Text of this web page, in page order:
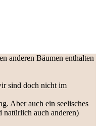
anderen Bäumen enthalten
sind doch nicht im
Aber auch ein seelisches
natürlich auch anderen)